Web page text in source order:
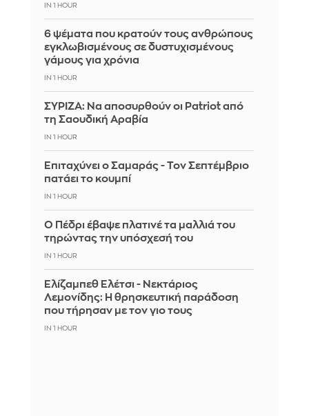
IN 1 HOUR
6 ψέματα που κρατούν τους ανθρώπους
εγκλωβισμένους σε δυστυχισμένους
γάμους για χρόνια
IN 1 HOUR
ΣΥΡΙΖΑ: Να αποσυρθούν οι Patriot από
τη Σαουδική Αραβία
IN 1 HOUR
Επιταχύνει ο Σαμαράς - Τον Σεπτέμβριο
πατάει το κουμπί
IN 1 HOUR
Ο Πέδρι έβαψε πλατινέ τα μαλλιά του
τηρώντας την υπόσχεσή του
IN 1 HOUR
Ελίζαμπεθ Ελέτσι - Νεκτάριος
Λεμονίδης: Η θρησκευτική παράδοση
που τήρησαν με τον γιο τους
IN 1 HOUR